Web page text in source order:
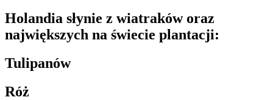
Holandia słynie z wiatraków oraz
największych na świecie plantacji:
Tulipanów
Róż